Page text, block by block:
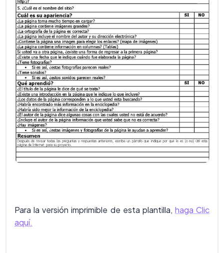
Para la versión imprimible de esta plantilla, haga Clic
aquí.